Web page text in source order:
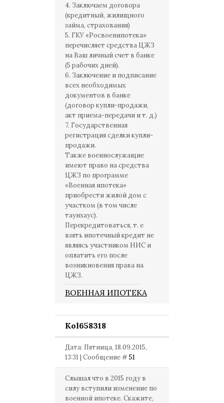
4. Заключаем договора
(кредитный, жилищного
займа, страхования)
5. ГКУ «Росвоенипотека»
перечисляет средства ЦЖЗ
на Ваш личный счет в банке
(5 рабочих дней).
6. Заключение и подписание
всех необходимых
документов в банке
(договор купли-продажи,
акт приема-передачи и т. д.)
7. Государственная
регистрация сделки купли-
продажи.
Также военнослужащие
имеют право на средства
ЦЖЗ по программе
«Военная ипотека»
приобрести жилой дом с
участком (в том числе
таунхаус).
Перекредитоваться, т. е
взять ипотечный кредит не
являясь участником НИС и
оплатить его после
возникновения права на
ЦЖЗ.
ВОЕННАЯ ИПОТЕКА
Kol658318
Дата: Пятница, 18.09.2015,
13:31 | Сообщение #51
Слышал что в 2015 году в
силу вступили изменение по
военной ипотеке. Скажите,